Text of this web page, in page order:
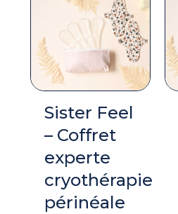
Sister Feel
– Coffret
experte
cryothérapie
périnéale